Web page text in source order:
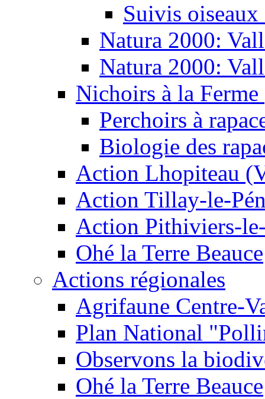
Suivis oiseaux
Natura 2000:
Natura 2000:
Nichoirs à la
Perchoirs à
Biologie des
Action Lhopiteau
Action Tillay-le-
Action Pithiviers-
Ohé la Terre Beauce
Actions régionales
Agrifaune Centre-
Plan National
Observons la
Ohé la Terre Beauce